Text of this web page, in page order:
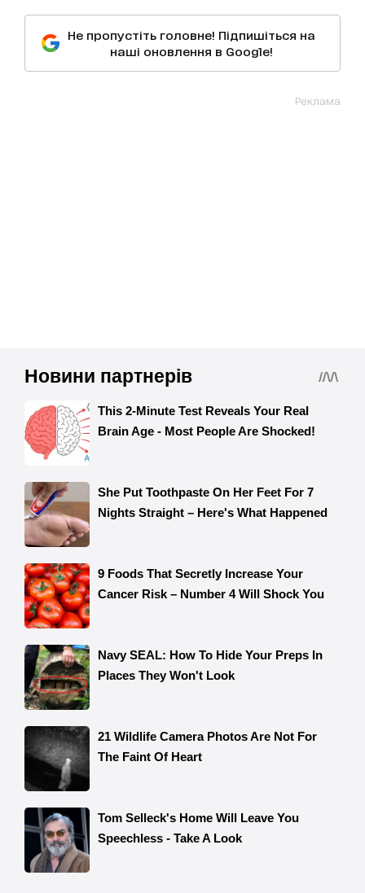
Не пропустіть головне! Підпишіться на
наші оновлення в Google!
Реклама